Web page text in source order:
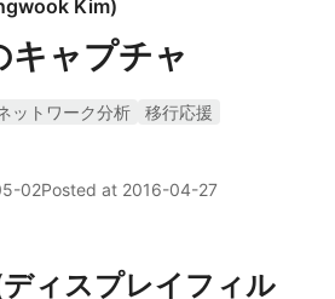
Kim)
ャプチャ
ットワーク分析
移行応援
02Posted at 2016-04-27
ィスプレイフィル